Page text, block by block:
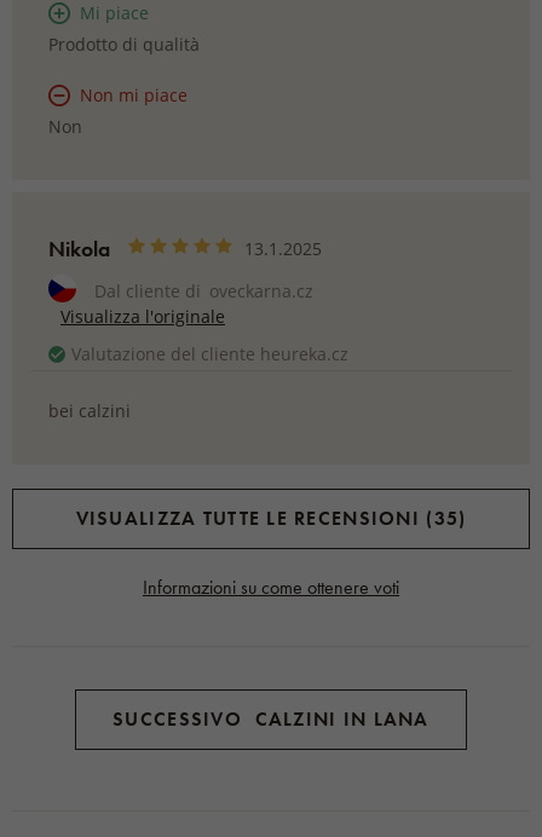
Mi piace
Prodotto di qualità
Non mi piace
Non
Nikola
13.1.2025
Dal cliente di oveckarna.cz
Visualizza l'originale
Valutazione del cliente heureka.cz
bei calzini
VISUALIZZA TUTTE LE RECENSIONI (35)
Informazioni su come ottenere voti
SUCCESSIVO CALZINI IN LANA